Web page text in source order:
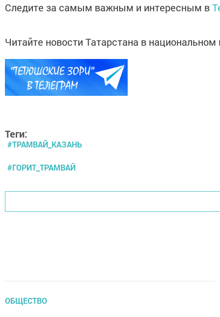
Следите за самым важным и интересным в
Читайте новости Татарстана в
Теги:
#ТРАМВАЙ_КАЗАНЬ
#ГОРИТ_ТРАМВАЙ
ОБЩЕСТВО